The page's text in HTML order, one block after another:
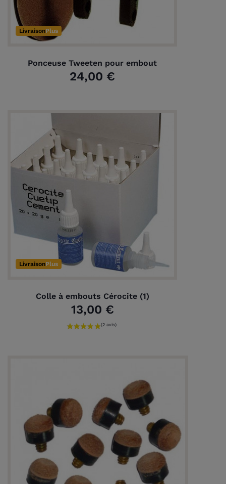
LivraisonPlus
Ponceuse Tweeten pour embout
24,00 €
LivraisonPlus
Colle à embouts Cérocite (1)
13,00 €